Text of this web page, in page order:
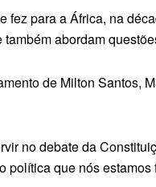
para a África, na
abordam
de Milton Santos,
no debate da
que nós estamos